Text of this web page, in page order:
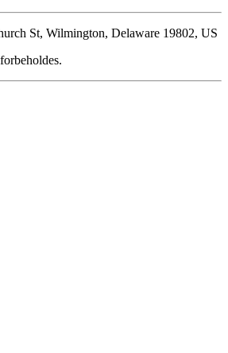
St, Wilmington, Delaware 19802, US